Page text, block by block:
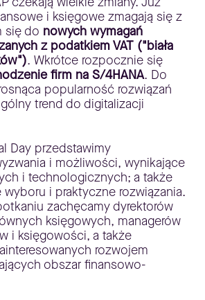
i księgowe zmagają się z
się do nowych wymagań
z podatkiem VAT ("biała
. Wkrótce rozpocznie się
firm na S/4HANA. Do
popularność rozwiązań
trend do digitalizacji
Day przedstawimy
i możliwości, wynikające
i technologicznych; a także
i praktyczne rozwiązania.
zachęcamy dyrektorów
księgowych, managerów
i księgowości, a także
rozwojem
obszar finansowo-